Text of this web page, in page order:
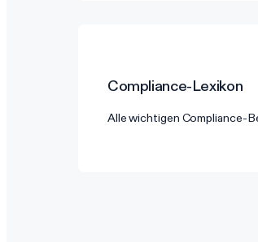
Compliance-Lexikon
Alle wichtigen Compliance-